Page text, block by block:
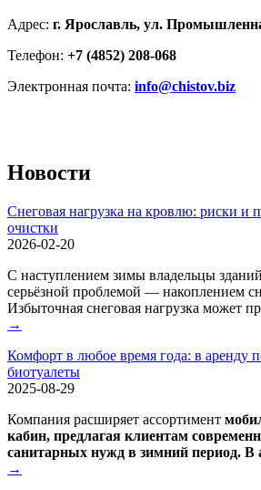
Адрес: г. Ярославль, ул.
Телефон: +7 (4852) 208-068
Электронная почта: info@chistov.biz
Новости
Снеговая нагрузка на кровлю: риски и
очистки
2026-02-20
С наступлением зимы владельцы
серьёзной проблемой — накоплением
Избыточная снеговая нагрузка может
→
Комфорт в любое время года: в аренду
биотуалеты
2025-08-29
Компания расширяет ассортимент
кабин, предлагая клиентам
санитарных нужд в зимний период. В
→